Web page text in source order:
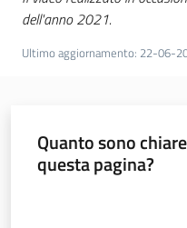
dell'anno 2021.
Ultimo aggiornamento: 22-06-
Quanto sono
questa pagina?